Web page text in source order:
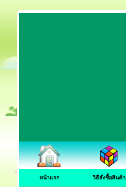
หน้าแรก วิธีสั่งซื้อสินค้า